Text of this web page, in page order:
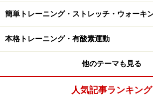
就寝前に湯船につかって入浴する
簡単トレーニング・ストレッチ・ウォーキ
本格トレーニング・有酸素運動
他のテーマも見る
人気記事ランキング